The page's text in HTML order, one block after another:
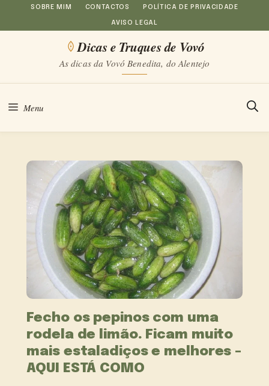
Saltar
para
conteúdo
SOBRE MIM CONTACTOS POLÍTICA DE PRIVACIDADE
AVISO LEGAL
Dicas e Truques de Vovó
As dicas da Vovó Benedita, do Alentejo
Menu
Fecho os pepinos com uma
rodela de limão. Ficam muito
mais estaladiços e melhores –
AQUI ESTÁ COMO